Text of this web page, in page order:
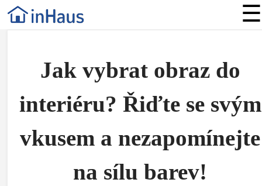
☰
Jak vybrat obraz do
interiéru? Řiďte se svým
vkusem a nezapomínejte
na sílu barev!